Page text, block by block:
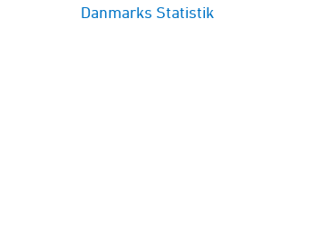
Danmarks Statistik